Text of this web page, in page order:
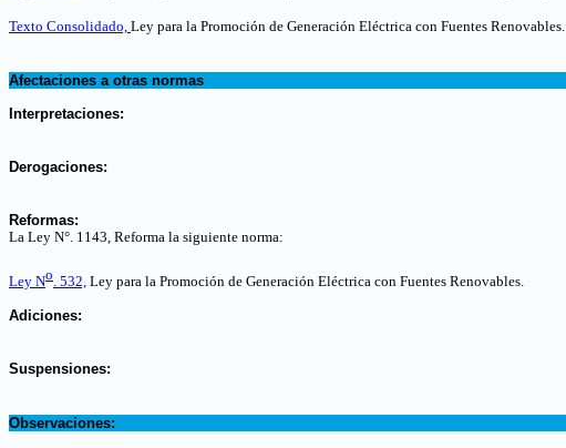
Texto Consolidado, Ley para la Promoción de Generación Eléctrica con Fuentes Renovables.
Afectaciones a otras normas
Interpretaciones:
Derogaciones:
Reformas:
La Ley N°. 1143, Reforma la siguiente norma:
Ley No. 532, Ley para la Promoción de Generación Eléctrica con Fuentes Renovables.
Adiciones:
Suspensiones:
Observaciones: